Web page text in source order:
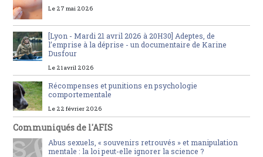
Le 27 mai 2026
[Lyon - Mardi 21 avril 2026 à 20H30] Adeptes, de
l’emprise à la déprise - un documentaire de Karine
Dusfour
Le 21 avril 2026
Récompenses et punitions en psychologie
comportementale
Le 22 février 2026
Communiqués de l'AFIS
Abus sexuels, « souvenirs retrouvés » et manipulation
mentale : la loi peut-elle ignorer la science ?